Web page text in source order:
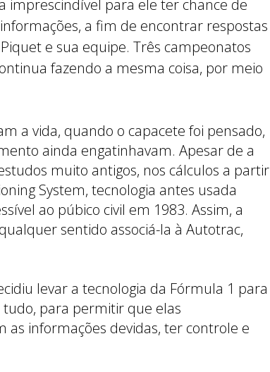
imprescindível para ele ter chance de
a fim de encontrar respostas
e sua equipe. Três campeonatos
fazendo a mesma coisa, por meio
a vida, quando o capacete foi pensado,
ainda engatinhavam. Apesar de a
muito antigos, nos cálculos a partir
System, tecnologia antes usada
ao púbico civil em 1983. Assim, a
sentido associá-la à Autotrac,
levar a tecnologia da Fórmula 1 para
tudo, para permitir que elas
as informações devidas, ter controle e